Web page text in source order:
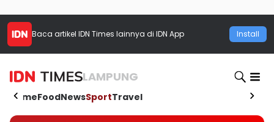
Baca artikel IDN Times lainnya di IDN App Install
LAMPUNG
HomeFoodNewsSportTravel